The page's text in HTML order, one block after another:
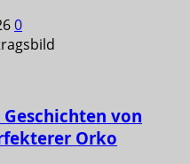
0
von
Orko